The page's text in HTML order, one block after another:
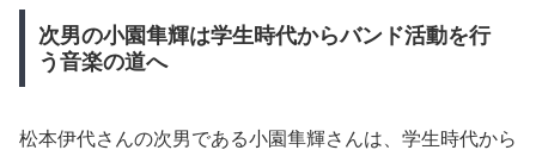
次男の小園隼輝は学生時代からバンド活動を行
う音楽の道へ
松本伊代さんの次男である小園隼輝さんは、学生時代から